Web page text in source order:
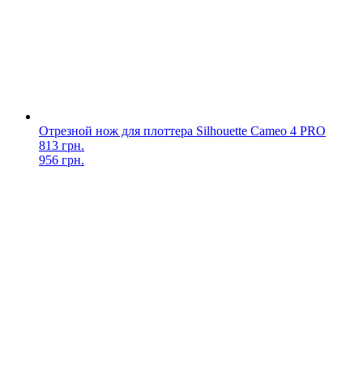
Отрезной нож для плоттера Silhouette Cameo 4 PRO
813 грн.
956 грн.